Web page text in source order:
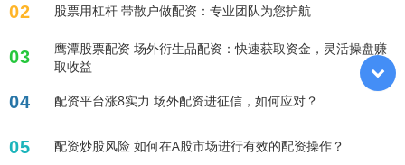
02 股票用杠杆 带散户做配资：专业团队为您护航
03
鹰潭股票配资 场外衍生品配资：快速获取资金，灵活操盘赚
取收益
04 配资平台涨8实力 场外配资进征信，如何应对？
05 配资炒股风险 如何在A股市场进行有效的配资操作？